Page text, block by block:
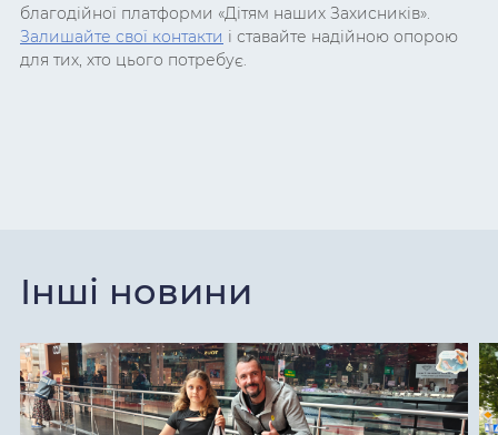
благодійної платформи «Дітям наших Захисників».
Залишайте свої контакти і ставайте надійною опорою
для тих, хто цього потребує.
Інші новини